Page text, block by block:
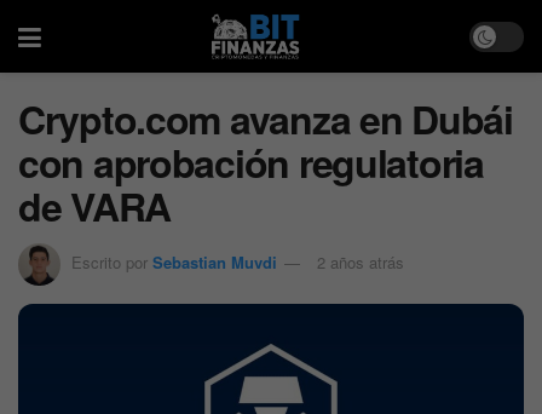
Crypto.com avanza en Dubái
con aprobación regulatoria
de VARA
Escrito por Sebastian Muvdi 2 años atrás